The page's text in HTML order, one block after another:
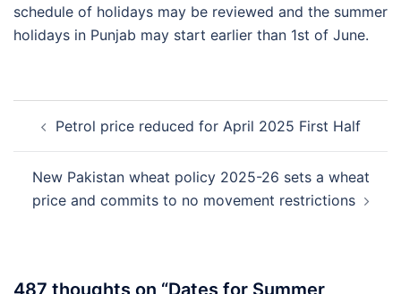
schedule of holidays may be reviewed and the summer
holidays in Punjab may start earlier than 1st of June.
navigation
Petrol price reduced for April 2025 First Half
New Pakistan wheat policy 2025-26 sets a wheat
price and commits to no movement restrictions
487 thoughts on “Dates for Summer